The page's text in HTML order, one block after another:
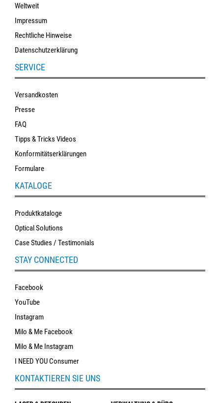
Weltweit
Impressum
Rechtliche Hinweise
Datenschutzerklärung
SERVICE
Versandkosten
Presse
FAQ
Tipps & Tricks Videos
Konformitätserklärungen
Formulare
KATALOGE
Produktkataloge
Optical Solutions
Case Studies / Testimonials
STAY CONNECTED
Facebook
YouTube
Instagram
Milo & Me Facebook
Milo & Me Instagram
I NEED YOU Consumer
KONTAKTIEREN SIE UNS